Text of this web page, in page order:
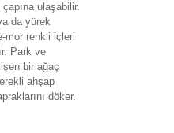
ulaşabilir.
da yürek
mor renkli içleri
Park ve
bir ağaç
ahşap
döker.